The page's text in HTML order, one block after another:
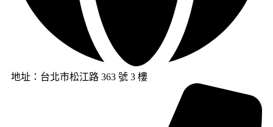
地址：台北市松江路 363 號 3 樓